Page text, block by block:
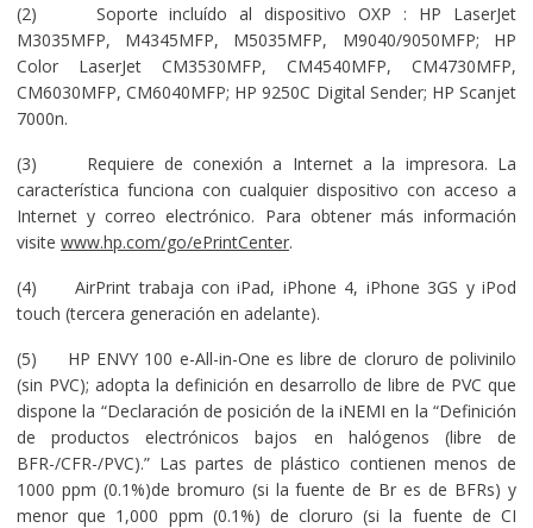
(2) Soporte incluído al dispositivo OXP : HP LaserJet
M3035MFP, M4345MFP, M5035MFP, M9040/9050MFP; HP
Color LaserJet CM3530MFP, CM4540MFP, CM4730MFP,
CM6030MFP, CM6040MFP; HP 9250C Digital Sender; HP Scanjet
7000n.
(3) Requiere de conexión a Internet a la impresora. La
característica funciona con cualquier dispositivo con acceso a
Internet y correo electrónico. Para obtener más información
visite www.hp.com/go/ePrintCenter.
(4) AirPrint trabaja con iPad, iPhone 4, iPhone 3GS y iPod
touch (tercera generación en adelante).
(5) HP ENVY 100 e-All-in-One es libre de cloruro de polivinilo
(sin PVC); adopta la definición en desarrollo de libre de PVC que
dispone la “Declaración de posición de la iNEMI en la “Definición
de productos electrónicos bajos en halógenos (libre de
BFR-/CFR-/PVC).” Las partes de plástico contienen menos de
1000 ppm (0.1%)de bromuro (si la fuente de Br es de BFRs) y
menor que 1,000 ppm (0.1%) de cloruro (si la fuente de CI